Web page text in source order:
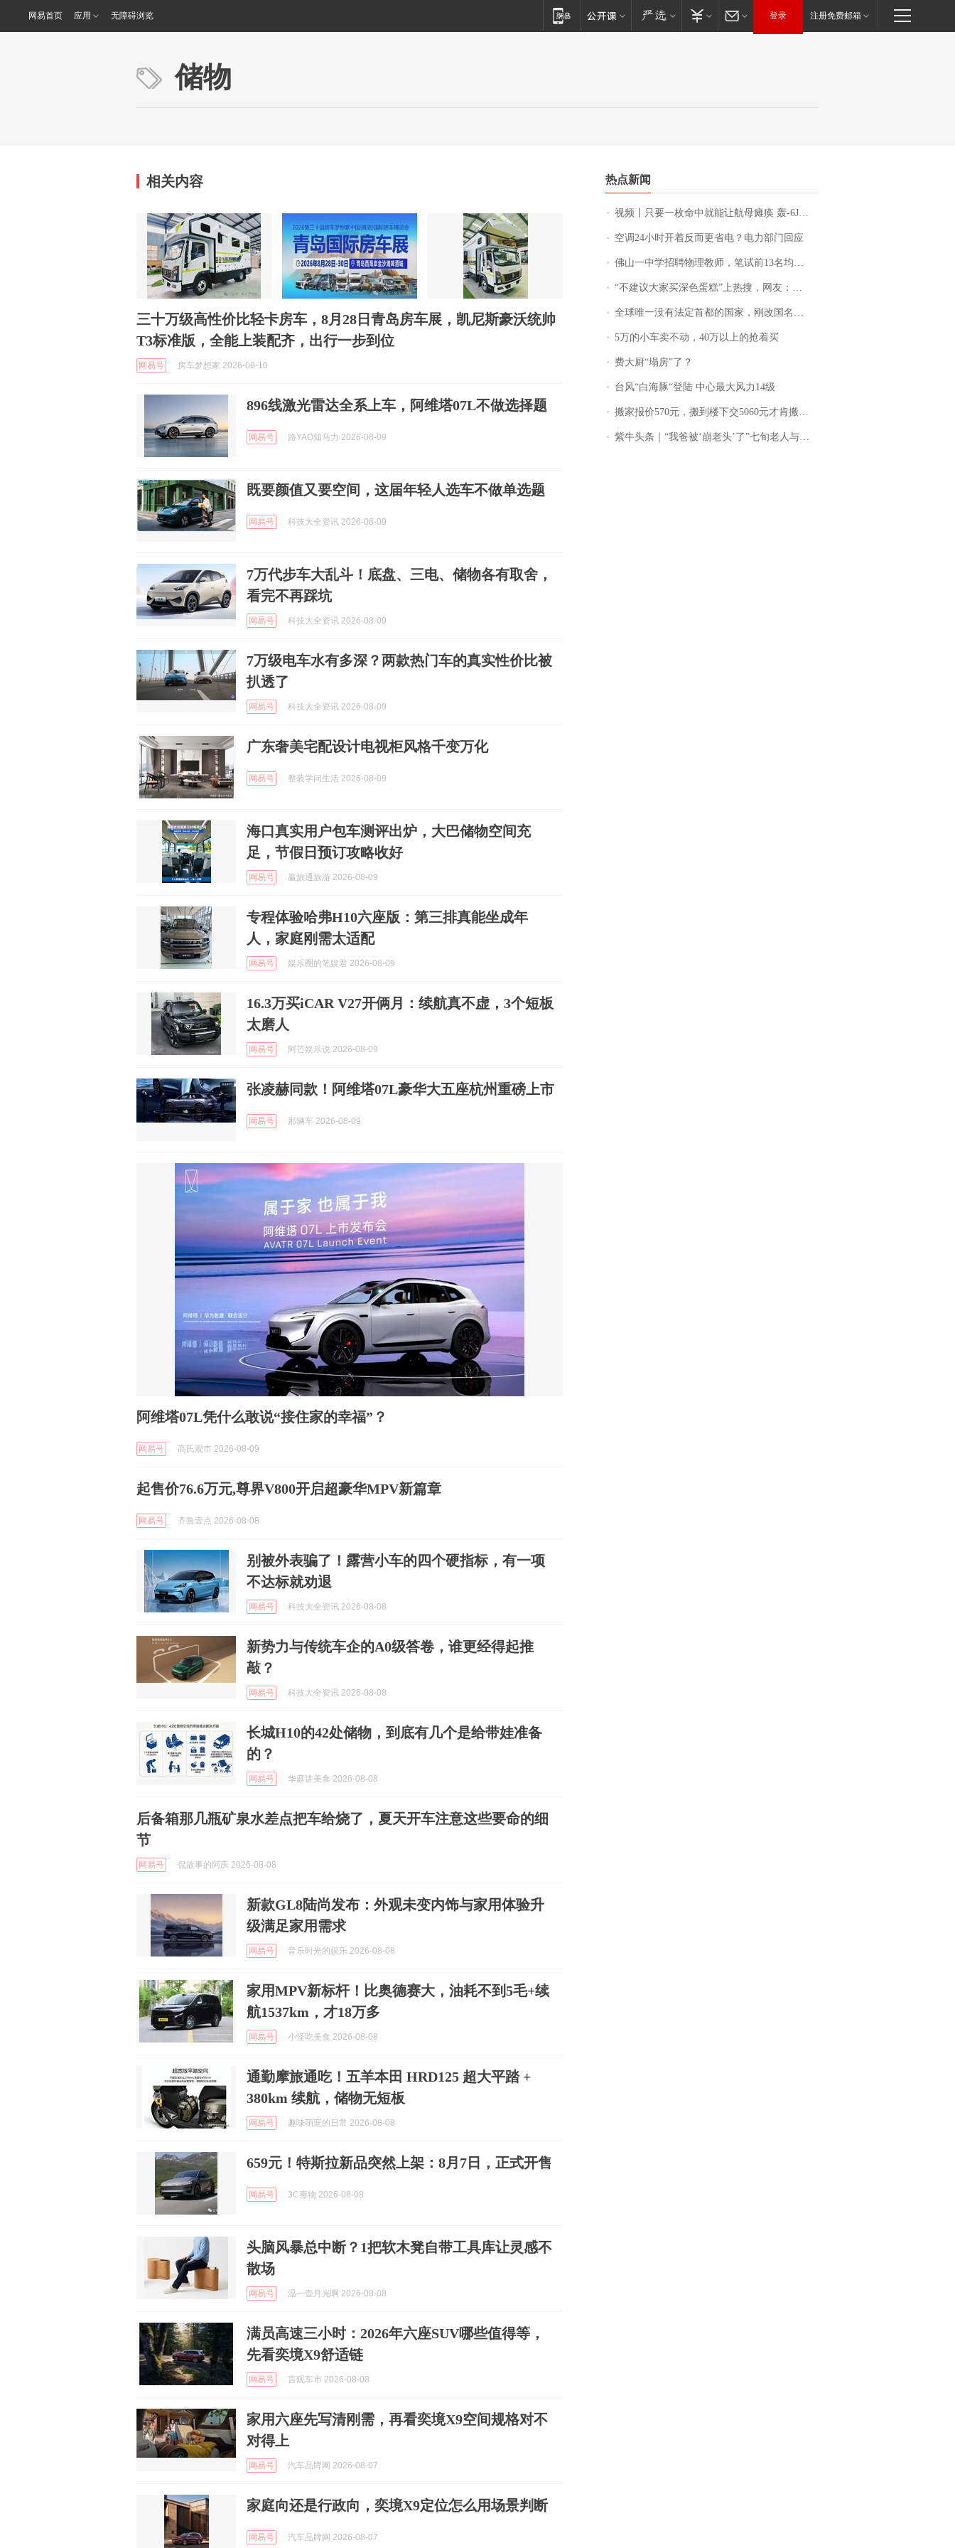
网易首页 应用 无障碍浏览 登录 注册免费邮箱
储物
相关内容
三十万级高性价比轻卡房车，8月28日青岛房车展，凯尼斯豪沃统帅
T3标准版，全能上装配齐，出行一步到位
网易号 房车梦想家 2026-08-10
896线激光雷达全系上车，阿维塔07L不做选择题
网易号 路YAO知马力 2026-08-09
既要颜值又要空间，这届年轻人选车不做单选题
网易号 科技大全资讯 2026-08-09
7万代步车大乱斗！底盘、三电、储物各有取舍，
看完不再踩坑
网易号 科技大全资讯 2026-08-09
7万级电车水有多深？两款热门车的真实性价比被
扒透了
网易号 科技大全资讯 2026-08-09
广东奢美宅配设计电视柜风格千变万化
网易号 整装学问生活 2026-08-09
海口真实用户包车测评出炉，大巴储物空间充
足，节假日预订攻略收好
网易号 赢旅通旅游 2026-08-09
专程体验哈弗H10六座版：第三排真能坐成年
人，家庭刚需太适配
网易号 娱乐圈的笔娱君 2026-08-09
16.3万买iCAR V27开俩月：续航真不虚，3个短板
太磨人
网易号 阿芒娱乐说 2026-08-09
张凌赫同款！阿维塔07L豪华大五座杭州重磅上市
网易号 那辆车 2026-08-09
阿维塔07L凭什么敢说“接住家的幸福”？
网易号 高氏观市 2026-08-09
起售价76.6万元,尊界V800开启超豪华MPV新篇章
网易号 齐鲁壹点 2026-08-08
别被外表骗了！露营小车的四个硬指标，有一项
不达标就劝退
网易号 科技大全资讯 2026-08-08
新势力与传统车企的A0级答卷，谁更经得起推
敲？
网易号 科技大全资讯 2026-08-08
长城H10的42处储物，到底有几个是给带娃准备
的？
网易号 华庭讲美食 2026-08-08
后备箱那几瓶矿泉水差点把车给烧了，夏天开车注意这些要命的细
节
网易号 侃故事的阿庆 2026-08-08
新款GL8陆尚发布：外观未变内饰与家用体验升
级满足家用需求
网易号 音乐时光的娱乐 2026-08-08
家用MPV新标杆！比奥德赛大，油耗不到5毛+续
航1537km，才18万多
网易号 小怪吃美食 2026-08-08
通勤摩旅通吃！五羊本田 HRD125 超大平踏 +
380km 续航，储物无短板
网易号 趣味萌宠的日常 2026-08-08
659元！特斯拉新品突然上架：8月7日，正式开售
网易号 3C毒物 2026-08-08
头脑风暴总中断？1把软木凳自带工具库让灵感不
散场
网易号 温一壶月光啊 2026-08-08
满员高速三小时：2026年六座SUV哪些值得等，
先看奕境X9舒适链
网易号 言观车市 2026-08-08
家用六座先写清刚需，再看奕境X9空间规格对不
对得上
网易号 汽车品牌网 2026-08-07
家庭向还是行政向，奕境X9定位怎么用场景判断
网易号 汽车品牌网 2026-08-07
热点新闻
视频丨只要一枚命中就能让航母瘫痪 轰-6J实力有多强？
空调24小时开着反而更省电？电力部门回应
佛山一中学招聘物理教师，笔试前13名均遭淘汰？教育局：已叫停招聘，成立调查组全面核查
“不建议大家买深色蛋糕”上热搜，网友：天塌了！
全球唯一没有法定首都的国家，刚改国名，总统就邀请中国大使骑行绕了几乎整个国境线一圈，还曾两次到中国寻根
5万的小车卖不动，40万以上的抢着买
费大厨“塌房”了？
台风“白海豚“登陆 中心最大风力14级
搬家报价570元，搬到楼下交5060元才肯搬上楼！女子傻眼了……
紫牛头条｜“我爸被‘崩老头’了”七旬老人与女主播网聊三年被“借”8万多 警方立案，女主播：正筹钱偿还